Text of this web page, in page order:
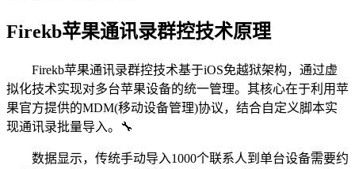
Firekb苹果通讯录群控技术原理
Firekb苹果通讯录群控技术基于iOS免越狱架构，通过虚
拟化技术实现对多台苹果设备的统一管理。其核心在于利用苹
果官方提供的MDM(移动设备管理)协议，结合自定义脚本实
现通讯录批量导入。🔧
数据显示，传统手动导入1000个联系人到单台设备需要约